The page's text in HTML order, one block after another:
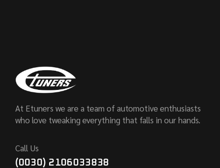
At Etuners we are a team of automotive enthusiasts
who love tweaking everything that falls in our hands.
Call Us
(0030) 2106033838